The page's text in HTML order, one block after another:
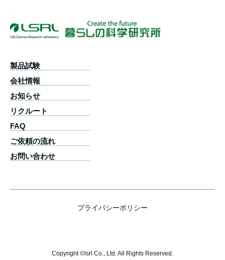
製品試験
会社情報
お知らせ
リクルート
FAQ
ご依頼の流れ
お問い合わせ
プライバシーポリシー
Copyright ©lsrl Co., Ltd. All Rights Reserved.